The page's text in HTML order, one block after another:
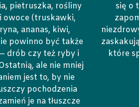
pietruszka, rośliny
owoce (truskawki,
ananas, kiwi,
powinno być także
drób czy też ryby i
ale nie mniej
jest to, by nie
pochodzenia
je na tłuszcze
się o
które